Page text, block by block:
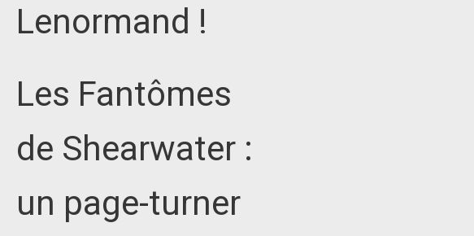
Lenormand !
Les Fantômes
de Shearwater :
un page-turner